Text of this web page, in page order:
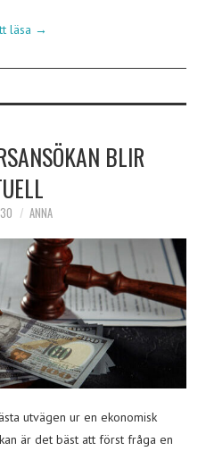
läsa →
BLIR
ANNA
utvägen ur en ekonomisk
är det bäst att först fråga en